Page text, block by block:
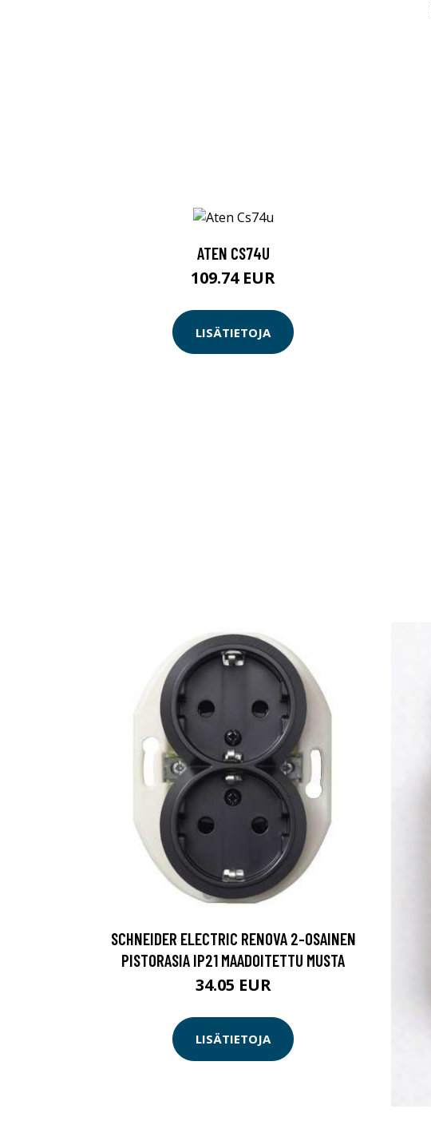
ATEN CS74U
109.74 EUR
LISÄTIETOJA
SCHNEIDER ELECTRIC RENOVA 2-OSAINEN
PISTORASIA IP21 MAADOITETTU MUSTA
34.05 EUR
LISÄTIETOJA